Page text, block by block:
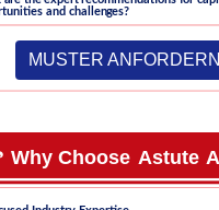
MUSTER ANFORDERN